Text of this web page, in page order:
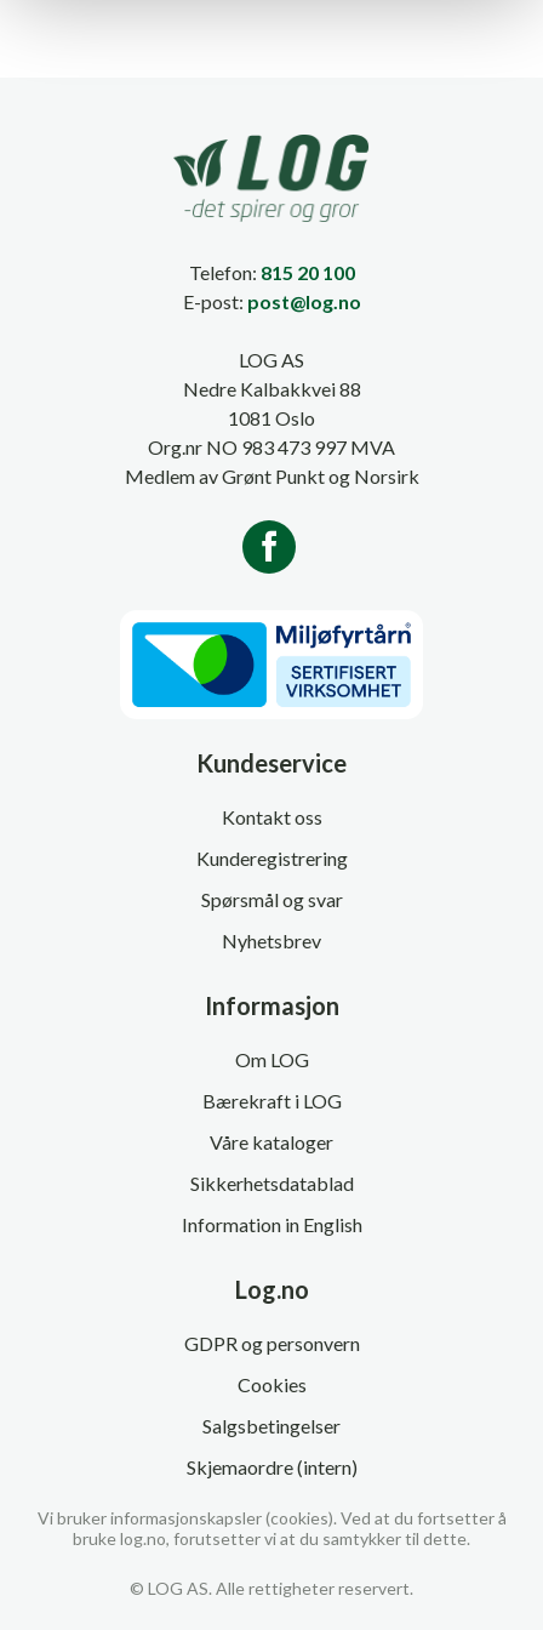
Telefon: 815 20 100
E-post: post@log.no
LOG AS
Nedre Kalbakkvei 88
1081 Oslo
Org.nr NO 983 473 997 MVA
Medlem av Grønt Punkt og Norsirk
Kundeservice
Kontakt oss
Kunderegistrering
Spørsmål og svar
Nyhetsbrev
Informasjon
Om LOG
Bærekraft i LOG
Våre kataloger
Sikkerhetsdatablad
Information in English
Log.no
GDPR og personvern
Cookies
Salgsbetingelser
Skjemaordre (intern)
© LOG AS. Alle rettigheter reservert.
Vi bruker informasjonskapsler (cookies). Ved at du fortsetter å
bruke log.no, forutsetter vi at du samtykker til dette.